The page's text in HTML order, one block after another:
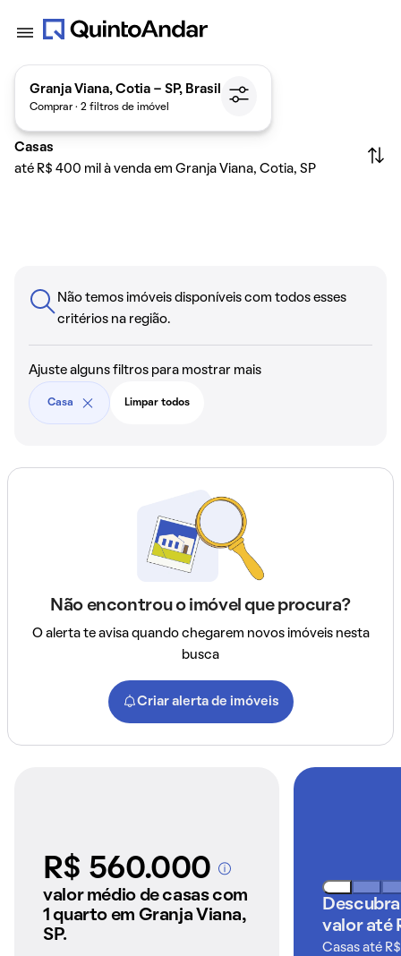
Granja Viana, Cotia - SP, Brasil
Comprar · 2 filtros de imóvel
Casas
até R$ 400 mil à venda em Granja Viana, Cotia, SP
Não temos imóveis disponíveis com todos esses
critérios na região.
Ajuste alguns filtros para mostrar mais
Casa Limpar todos
Não encontrou o imóvel que procura?
O alerta te avisa quando chegarem novos imóveis nesta
busca
Criar alerta de imóveis
R$ 560.000A partir dos imóveis
anunciados pelo
valor médio de casas com
1 quarto em Granja Viana,
SP.
valor até
Casas até